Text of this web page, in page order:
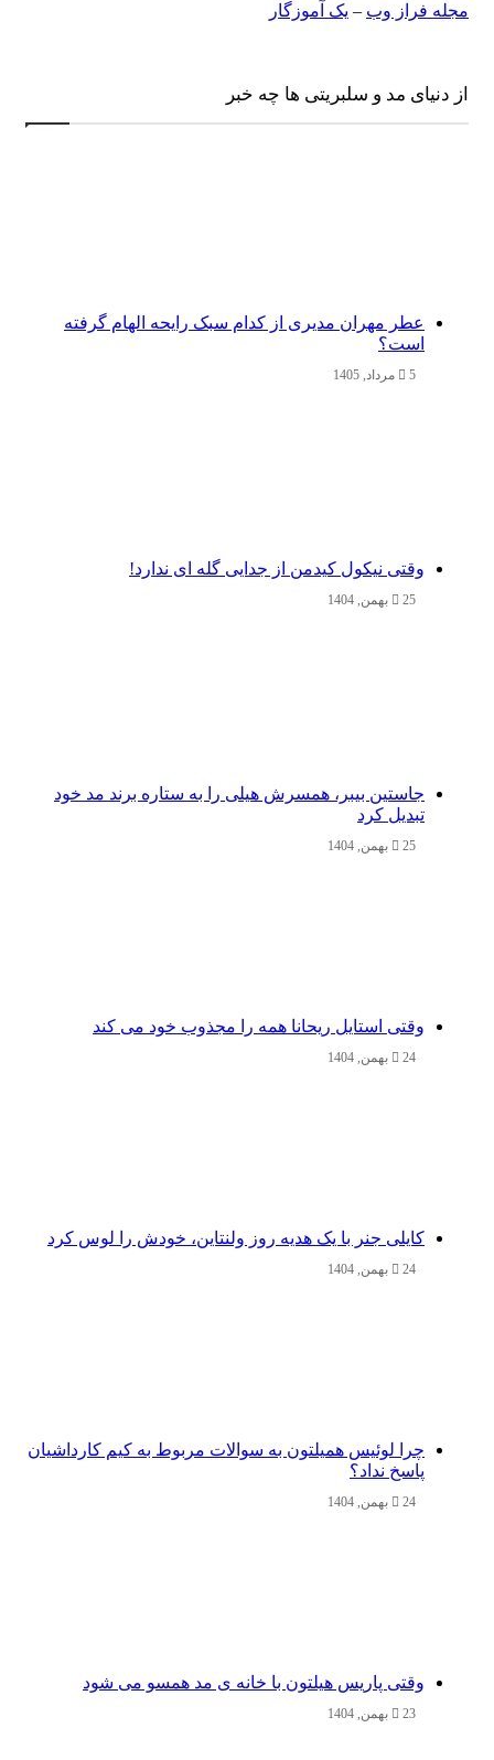
مجله فراز وب– یک آموزگار
از دنیای مد و سلبریتی ها چه خبر
عطر مهران مدیری از کدام سبک رایحه الهام گرفته
است؟
5 مرداد, 1405
وقتی نیکول کیدمن از جدایی گله ای ندارد!
25 بهمن, 1404
جاستین بیبر، همسرش هیلی را به ستاره برند مد خود
تبدیل کرد
25 بهمن, 1404
وقتی استایل ریحانا همه را مجذوب خود می‌ کند
24 بهمن, 1404
کایلی جنر با یک هدیه روز ولنتاین، خودش را لوس کرد
24 بهمن, 1404
چرا لوئیس همیلتون به سوالات مربوط به کیم کارداشیان
پاسخ نداد؟
24 بهمن, 1404
وقتی پاریس هیلتون با خانه‌ ی مد همسو می شود
23 بهمن, 1404